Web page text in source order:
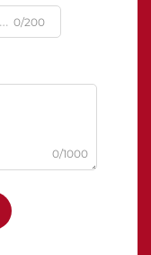
0/200
0/1000